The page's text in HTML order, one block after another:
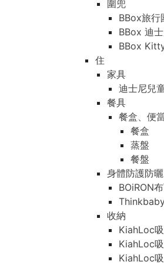
圍兜
BBox旅行
BBox 迪
BBox
住
家具
迪士尼兒
餐具
餐盒、便
餐盒
蒸盤
餐盤
身體防護防曬
BOiRON
收納
KiahLoc
KiahLoc
KiahLoc